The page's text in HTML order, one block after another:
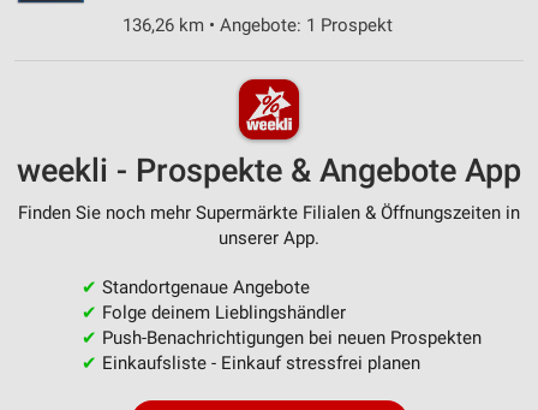
136,26 km • Angebote: 1 Prospekt
weekli - Prospekte & Angebote App
Finden Sie noch mehr Supermärkte Filialen & Öffnungszeiten in
unserer App.
✔ Standortgenaue Angebote
✔ Folge deinem Lieblingshändler
✔ Push-Benachrichtigungen bei neuen Prospekten
✔ Einkaufsliste - Einkauf stressfrei planen